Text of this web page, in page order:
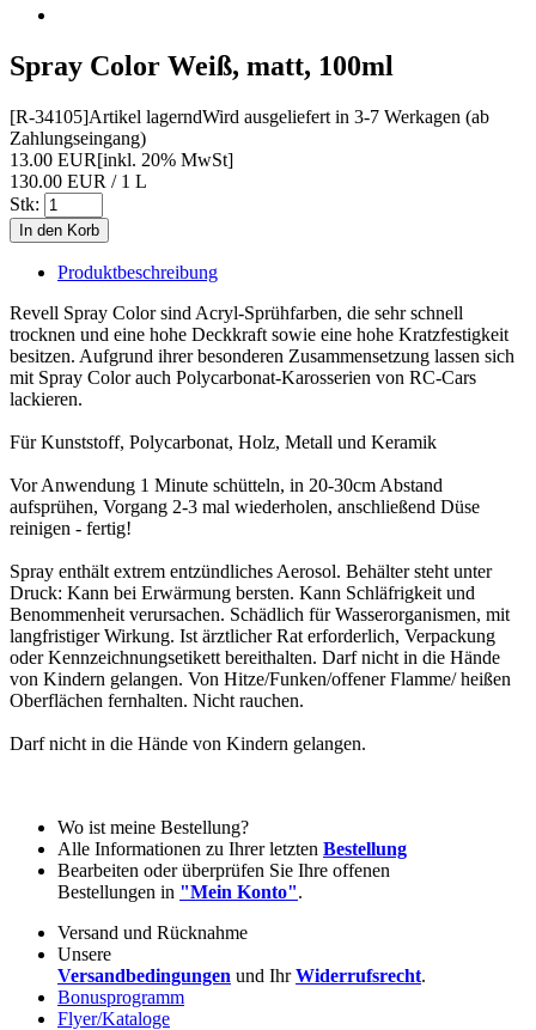
Spray Color Weiß, matt, 100ml
[R-34105]Artikel lagerndWird ausgeliefert in 3-7 Werkagen (ab
Zahlungseingang)
13.00 EUR[inkl. 20% MwSt]
130.00 EUR / 1 L
Stk:
Produktbeschreibung
Revell Spray Color sind Acryl-Sprühfarben, die sehr schnell
trocknen und eine hohe Deckkraft sowie eine hohe Kratzfestigkeit
besitzen. Aufgrund ihrer besonderen Zusammensetzung lassen sich
mit Spray Color auch Polycarbonat-Karosserien von RC-Cars
lackieren.
Für Kunststoff, Polycarbonat, Holz, Metall und Keramik
Vor Anwendung 1 Minute schütteln, in 20-30cm Abstand
aufsprühen, Vorgang 2-3 mal wiederholen, anschließend Düse
reinigen - fertig!
Spray enthält extrem entzündliches Aerosol. Behälter steht unter
Druck: Kann bei Erwärmung bersten. Kann Schläfrigkeit und
Benommenheit verursachen. Schädlich für Wasserorganismen, mit
langfristiger Wirkung. Ist ärztlicher Rat erforderlich, Verpackung
oder Kennzeichnungsetikett bereithalten. Darf nicht in die Hände
von Kindern gelangen. Von Hitze/Funken/offener Flamme/ heißen
Oberflächen fernhalten. Nicht rauchen.
Darf nicht in die Hände von Kindern gelangen.
Wo ist meine Bestellung?
Alle Informationen zu Ihrer letzten Bestellung
Bearbeiten oder überprüfen Sie Ihre offenen
Bestellungen in "Mein Konto".
Versand und Rücknahme
Unsere
Versandbedingungen und IhrWiderrufsrecht.
Bonusprogramm
Flyer/Kataloge